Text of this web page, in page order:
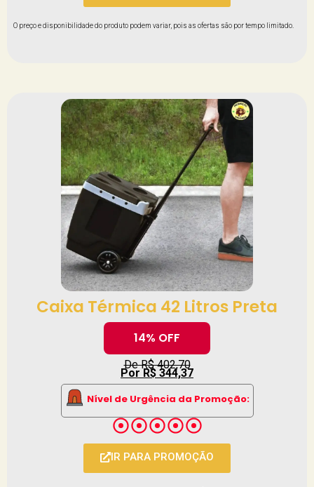
O preço e disponibilidade do produto podem variar, pois as ofertas são por tempo limitado.
Caixa Térmica 42 Litros Preta
14% OFF
De R$ 402,70
Por R$ 344,37
Nível de Urgência da Promoção:
IR PARA PROMOÇÃO